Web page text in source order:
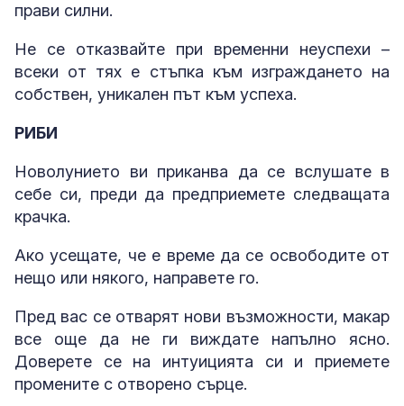
прави силни.
Не се отказвайте при временни неуспехи –
всеки от тях е стъпка към изграждането на
собствен, уникален път към успеха.
РИБИ
Новолунието ви приканва да се вслушате в
себе си, преди да предприемете следващата
крачка.
Ако усещате, че е време да се освободите от
нещо или някого, направете го.
Пред вас се отварят нови възможности, макар
все още да не ги виждате напълно ясно.
Доверете се на интуицията си и приемете
промените с отворено сърце.